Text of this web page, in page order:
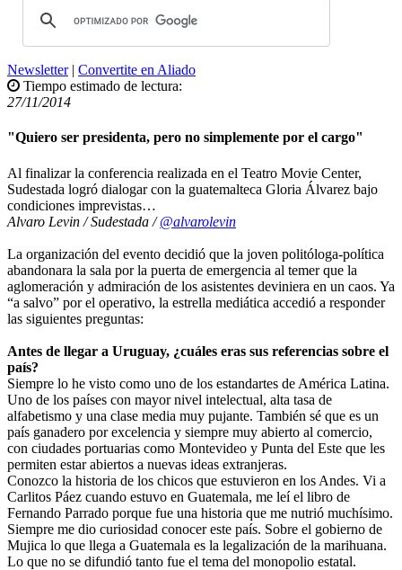
Newsletter| Convertite en Aliado
Tiempo estimado de lectura:
27/11/2014
"Quiero ser presidenta, pero no simplemente por el cargo"
Al finalizar la conferencia realizada en el Teatro Movie Center,
Sudestada logró dialogar con la guatemalteca Gloria Álvarez bajo
condiciones imprevistas…
Alvaro Levin / Sudestada /@alvarolevin
La organización del evento decidió que la joven politóloga-política
abandonara la sala por la puerta de emergencia al temer que la
aglomeración y admiración de los asistentes deviniera en un caos. Ya
“a salvo” por el operativo, la estrella mediática accedió a responder
las siguientes preguntas:
Antes de llegar a Uruguay, ¿cuáles eras sus referencias sobre el
país?
Siempre lo he visto como uno de los estandartes de América Latina.
Uno de los países con mayor nivel intelectual, alta tasa de
alfabetismo y una clase media muy pujante. También sé que es un
país ganadero por excelencia y siempre muy abierto al comercio,
con ciudades portuarias como Montevideo y Punta del Este que les
permiten estar abiertos a nuevas ideas extranjeras.
Conozco la historia de los chicos que estuvieron en los Andes. Vi a
Carlitos Páez cuando estuvo en Guatemala, me leí el libro de
Fernando Parrado porque fue una historia que me nutrió muchísimo.
Siempre me dio curiosidad conocer este país. Sobre el gobierno de
Mujica lo que llega a Guatemala es la legalización de la marihuana.
Lo que no se difundió tanto fue el tema del monopolio estatal.